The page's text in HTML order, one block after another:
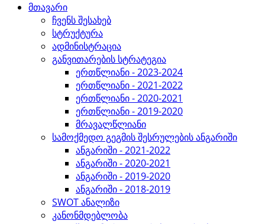
მთავარი
ჩვენს შესახებ
სტრუქტურა
ადმინისტრაცია
განვითარების სტრატეგია
ერთწლიანი - 2023-2024
ერთწლიანი - 2021-2022
ერთწლიანი - 2020-2021
ერთწლიანი - 2019-2020
მრავალწლიანი
სამოქმედო გეგმის შესრულების ანგარიში
ანგარიში - 2021-2022
ანგარიში - 2020-2021
ანგარიში - 2019-2020
ანგარიში - 2018-2019
SWOT ანალიზი
კანონმდებლობა